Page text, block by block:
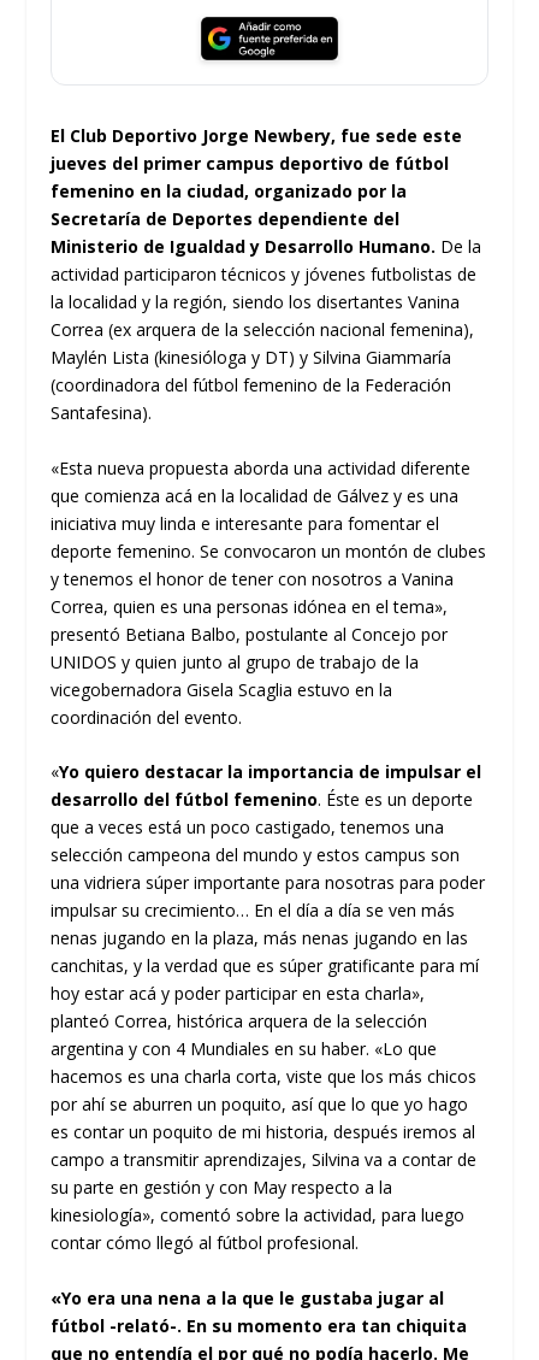
El Club Deportivo Jorge Newbery, fue sede este
jueves del primer campus deportivo de fútbol
femenino en la ciudad, organizado por la
Secretaría de Deportes dependiente del
Ministerio de Igualdad y Desarrollo Humano. De la
actividad participaron técnicos y jóvenes futbolistas de
la localidad y la región, siendo los disertantes Vanina
Correa (ex arquera de la selección nacional femenina),
Maylén Lista (kinesióloga y DT) y Silvina Giammaría
(coordinadora del fútbol femenino de la Federación
Santafesina).
«Esta nueva propuesta aborda una actividad diferente
que comienza acá en la localidad de Gálvez y es una
iniciativa muy linda e interesante para fomentar el
deporte femenino. Se convocaron un montón de clubes
y tenemos el honor de tener con nosotros a Vanina
Correa, quien es una personas idónea en el tema»,
presentó Betiana Balbo, postulante al Concejo por
UNIDOS y quien junto al grupo de trabajo de la
vicegobernadora Gisela Scaglia estuvo en la
coordinación del evento.
«Yo quiero destacar la importancia de impulsar el
desarrollo del fútbol femenino. Éste es un deporte
que a veces está un poco castigado, tenemos una
selección campeona del mundo y estos campus son
una vidriera súper importante para nosotras para poder
impulsar su crecimiento… En el día a día se ven más
nenas jugando en la plaza, más nenas jugando en las
canchitas, y la verdad que es súper gratificante para mí
hoy estar acá y poder participar en esta charla»,
planteó Correa, histórica arquera de la selección
argentina y con 4 Mundiales en su haber. «Lo que
hacemos es una charla corta, viste que los más chicos
por ahí se aburren un poquito, así que lo que yo hago
es contar un poquito de mi historia, después iremos al
campo a transmitir aprendizajes, Silvina va a contar de
su parte en gestión y con May respecto a la
kinesiología», comentó sobre la actividad, para luego
contar cómo llegó al fútbol profesional.
«Yo era una nena a la que le gustaba jugar al
fútbol -relató-. En su momento era tan chiquita
que no entendía el por qué no podía hacerlo. Me